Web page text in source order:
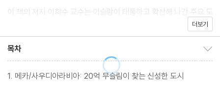
이 책의 저자 이희수 교수는 이슬람이 태동하고 확산해 나간 주요 도
시를 돌아보며 이슬람 세계를 있는 그대로 볼 수 있도록 도와준다.
슬람만큼 왜곡된 이미지를 갖고 있는 종교도 없다”라고 강조한다.
이슬람도 다른 기성 종교와 마찬가지로 마음의 평온과 세상의 평화
더보기
목차
1. 메카/사우디아라비아: 20억 무슬림이 찾는 신성한 도시